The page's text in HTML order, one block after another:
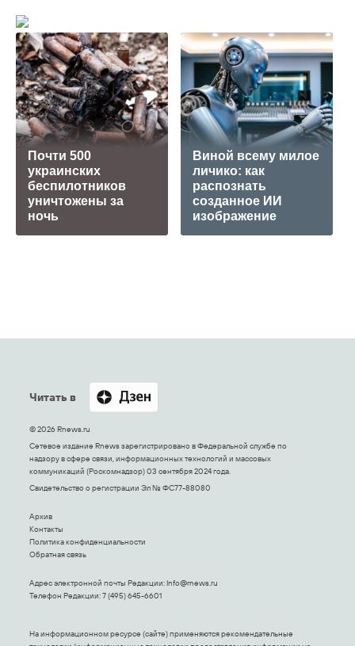
Почти 500
украинских
беспилотников
уничтожены за
ночь
Виной всему милое
личико: как
распознать
созданное ИИ
изображение
Читать в
© 2026 Rnews.ru
Сетевое издание Rnews зарегистрировано в Федеральной службе по
надзору в сфере связи, информационных технологий и массовых
коммуникаций (Роскомнадзор) 03 сентября 2024 года.
Свидетельство о регистрации Эл № ФС77-88080
Архив
Контакты
Политика конфиденциальности
Обратная связь
Адрес электронной почты Редакции:Info@rnews.ru
Телефон Редакции: 7 (495) 645-6601
На информационном ресурсе (сайте) применяются рекомендательные